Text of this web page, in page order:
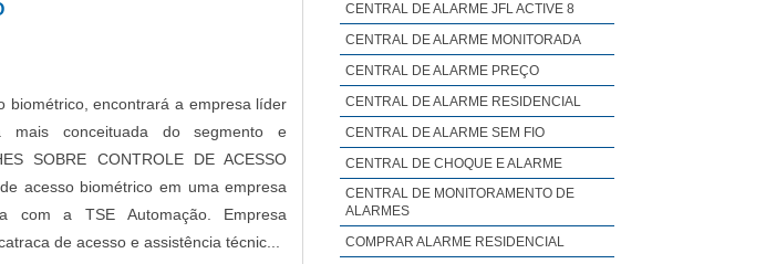
biométrico, encontrará a empresa líder
mais conceituada do segmento e
SOBRE CONTROLE DE ACESSO
acesso biométrico em uma empresa
com a TSE Automação. Empresa
de acesso e assistência técnic...
CENTRAL DE ALARME JFL ACTIVE 8
CENTRAL DE ALARME MONITORADA
CENTRAL DE ALARME PREÇO
CENTRAL DE ALARME RESIDENCIAL
CENTRAL DE ALARME SEM FIO
CENTRAL DE CHOQUE E ALARME
CENTRAL DE MONITORAMENTO DE
ALARMES
COMPRAR ALARME RESIDENCIAL